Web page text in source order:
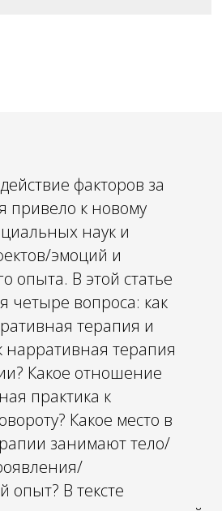
факторов за
привело к новому
наук и
эмоций и
опыта. В этой статье
четыре вопроса: как
терапия и
нарративная терапия
Какое отношение
практика к
Какое место в
занимают тело/
В тексте